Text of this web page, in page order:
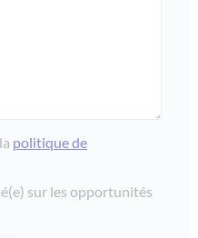
politique de
sur les opportunités